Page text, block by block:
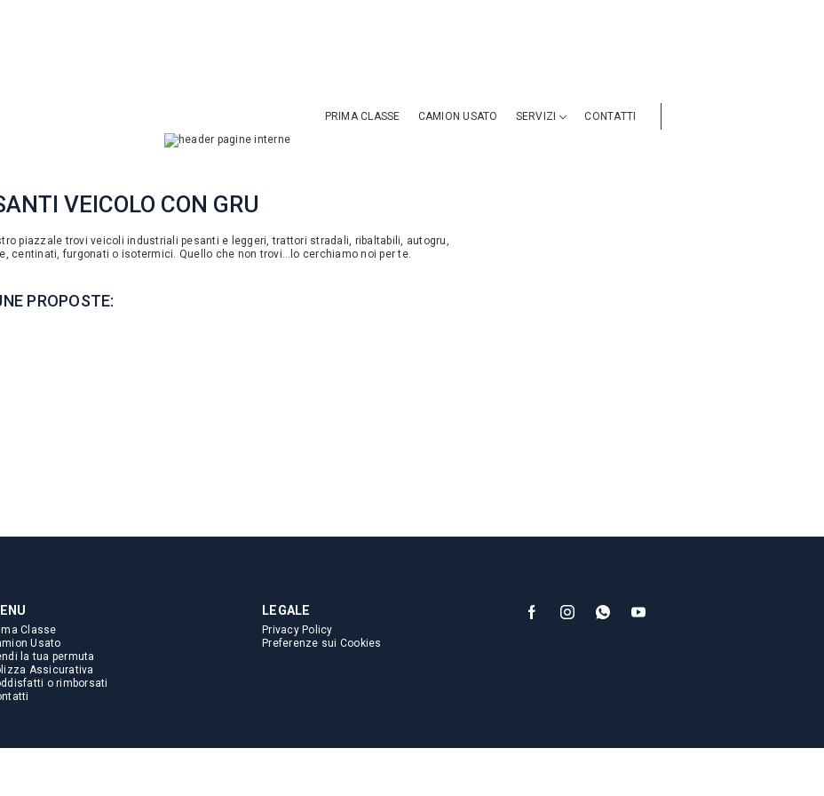
PRIMA CLASSE CAMION USATO SERVIZI CONTATTI
VEICOLO CON GRU
piazzale trovi veicoli industriali pesanti e leggeri, trattori stradali, ribaltabili, autogru,
centinati, furgonati o isotermici. Quello che non trovi…lo cerchiamo noi per te.
PROPOSTE:
Classe
Usato
la tua permuta
Assicurativa
o rimborsati
LEGALE
Privacy Policy
Preferenze sui Cookies